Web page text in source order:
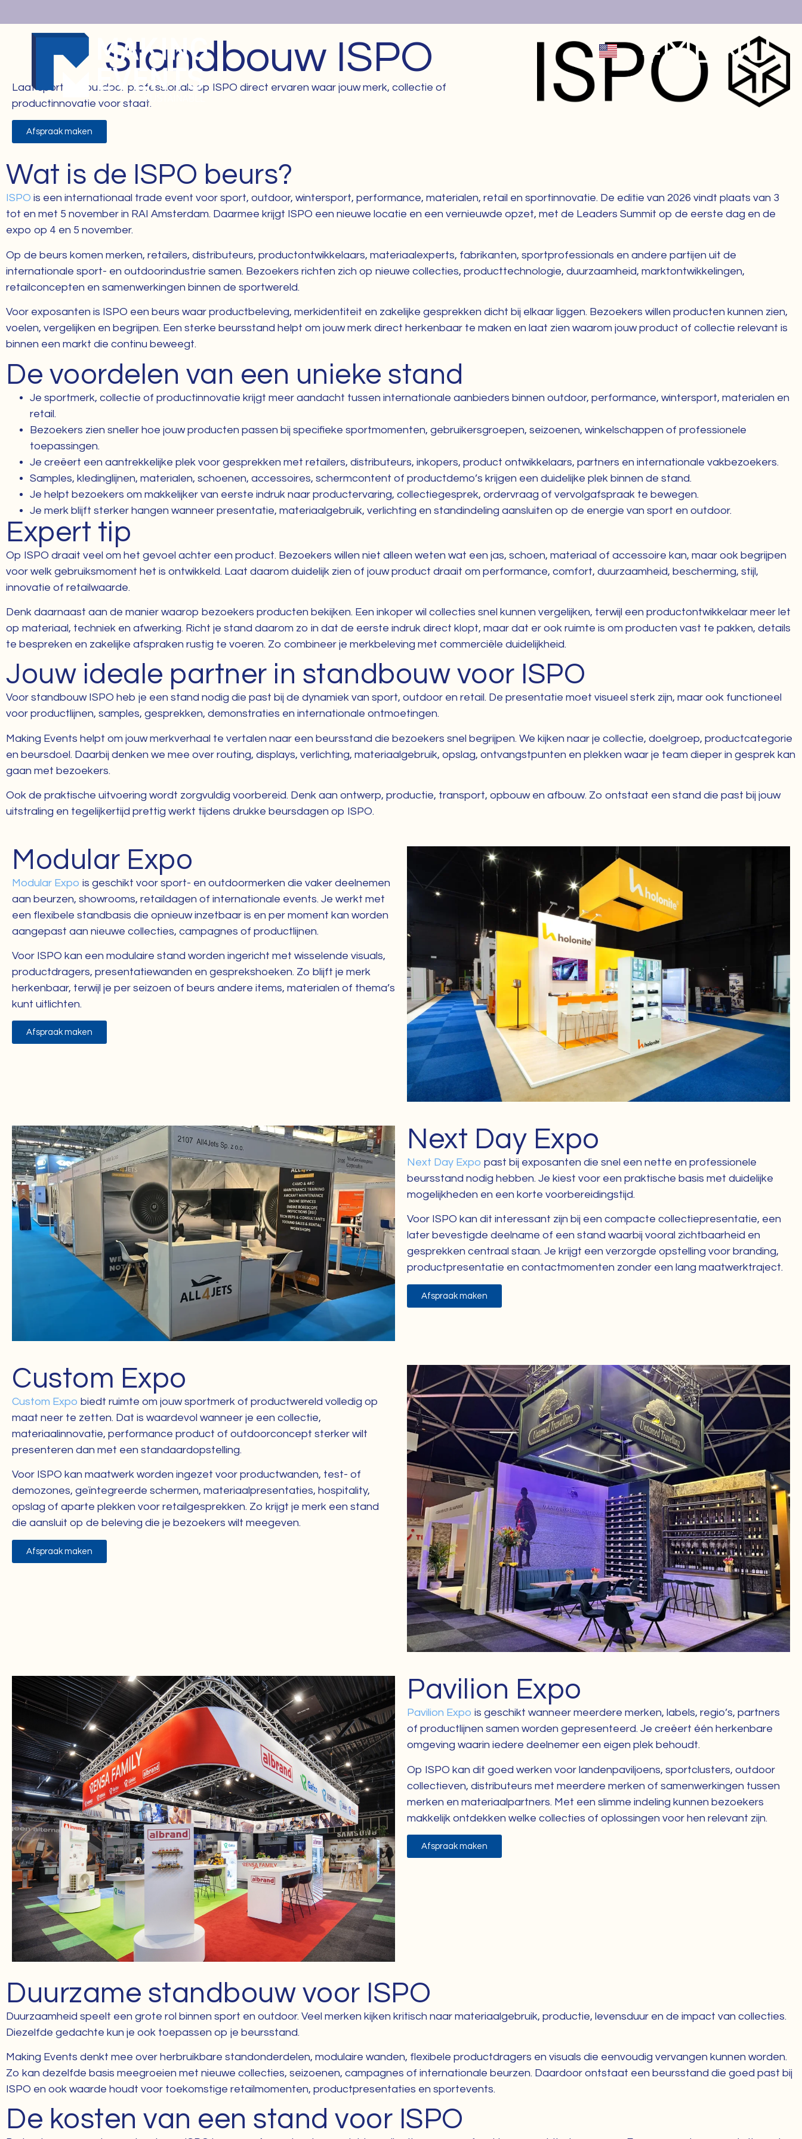
+MENU
X
Standbouw ISPO
Laat sport- en outdoor professionals op ISPO direct ervaren waar jouw merk, collectie of
productinnovatie voor staat.
Afspraak maken
Wat is de ISPO beurs?
ISPO is een internationaal trade event voor sport, outdoor, wintersport, performance, materialen, retail en sportinnovatie. De editie van 2026 vindt plaats van 3
tot en met 5 november in RAI Amsterdam. Daarmee krijgt ISPO een nieuwe locatie en een vernieuwde opzet, met de Leaders Summit op de eerste dag en de
expo op 4 en 5 november.
Op de beurs komen merken, retailers, distributeurs, productontwikkelaars, materiaalexperts, fabrikanten, sportprofessionals en andere partijen uit de
internationale sport- en outdoorindustrie samen. Bezoekers richten zich op nieuwe collecties, producttechnologie, duurzaamheid, marktontwikkelingen,
retailconcepten en samenwerkingen binnen de sportwereld.
Voor exposanten is ISPO een beurs waar productbeleving, merkidentiteit en zakelijke gesprekken dicht bij elkaar liggen. Bezoekers willen producten kunnen zien,
voelen, vergelijken en begrijpen. Een sterke beursstand helpt om jouw merk direct herkenbaar te maken en laat zien waarom jouw product of collectie relevant is
binnen een markt die continu beweegt.
De voordelen van een unieke stand
Je sportmerk, collectie of productinnovatie krijgt meer aandacht tussen internationale aanbieders binnen outdoor, performance, wintersport, materialen en
retail.
Bezoekers zien sneller hoe jouw producten passen bij specifieke sportmomenten, gebruikersgroepen, seizoenen, winkelschappen of professionele
toepassingen.
Je creëert een aantrekkelijke plek voor gesprekken met retailers, distributeurs, inkopers, product ontwikkelaars, partners en internationale vakbezoekers.
Samples, kledinglijnen, materialen, schoenen, accessoires, schermcontent of productdemo’s krijgen een duidelijke plek binnen de stand.
Je helpt bezoekers om makkelijker van eerste indruk naar productervaring, collectiegesprek, ordervraag of vervolgafspraak te bewegen.
Je merk blijft sterker hangen wanneer presentatie, materiaalgebruik, verlichting en standindeling aansluiten op de energie van sport en outdoor.
Expert tip
Op ISPO draait veel om het gevoel achter een product. Bezoekers willen niet alleen weten wat een jas, schoen, materiaal of accessoire kan, maar ook begrijpen
voor welk gebruiksmoment het is ontwikkeld. Laat daarom duidelijk zien of jouw product draait om performance, comfort, duurzaamheid, bescherming, stijl,
innovatie of retailwaarde.
Denk daarnaast aan de manier waarop bezoekers producten bekijken. Een inkoper wil collecties snel kunnen vergelijken, terwijl een productontwikkelaar meer let
op materiaal, techniek en afwerking. Richt je stand daarom zo in dat de eerste indruk direct klopt, maar dat er ook ruimte is om producten vast te pakken, details
te bespreken en zakelijke afspraken rustig te voeren. Zo combineer je merkbeleving met commerciële duidelijkheid.
Jouw ideale partner in standbouw voor ISPO
Voor standbouw ISPO heb je een stand nodig die past bij de dynamiek van sport, outdoor en retail. De presentatie moet visueel sterk zijn, maar ook functioneel
voor productlijnen, samples, gesprekken, demonstraties en internationale ontmoetingen.
Making Events helpt om jouw merkverhaal te vertalen naar een beursstand die bezoekers snel begrijpen. We kijken naar je collectie, doelgroep, productcategorie
en beursdoel. Daarbij denken we mee over routing, displays, verlichting, materiaalgebruik, opslag, ontvangstpunten en plekken waar je team dieper in gesprek kan
gaan met bezoekers.
Ook de praktische uitvoering wordt zorgvuldig voorbereid. Denk aan ontwerp, productie, transport, opbouw en afbouw. Zo ontstaat een stand die past bij jouw
uitstraling en tegelijkertijd prettig werkt tijdens drukke beursdagen op ISPO.
Modular Expo
Modular Expo is geschikt voor sport- en outdoormerken die vaker deelnemen
aan beurzen, showrooms, retaildagen of internationale events. Je werkt met
een flexibele standbasis die opnieuw inzetbaar is en per moment kan worden
aangepast aan nieuwe collecties, campagnes of productlijnen.
Voor ISPO kan een modulaire stand worden ingericht met wisselende visuals,
productdragers, presentatiewanden en gesprekshoeken. Zo blijft je merk
herkenbaar, terwijl je per seizoen of beurs andere items, materialen of thema’s
kunt uitlichten.
Afspraak maken
Next Day Expo
Next Day Expo past bij exposanten die snel een nette en professionele
beursstand nodig hebben. Je kiest voor een praktische basis met duidelijke
mogelijkheden en een korte voorbereidingstijd.
Voor ISPO kan dit interessant zijn bij een compacte collectiepresentatie, een
later bevestigde deelname of een stand waarbij vooral zichtbaarheid en
gesprekken centraal staan. Je krijgt een verzorgde opstelling voor branding,
productpresentatie en contactmomenten zonder een lang maatwerktraject.
Afspraak maken
Custom Expo
Custom Expo biedt ruimte om jouw sportmerk of productwereld volledig op
maat neer te zetten. Dat is waardevol wanneer je een collectie,
materiaalinnovatie, performance product of outdoorconcept sterker wilt
presenteren dan met een standaardopstelling.
Voor ISPO kan maatwerk worden ingezet voor productwanden, test- of
demozones, geïntegreerde schermen, materiaalpresentaties, hospitality,
opslag of aparte plekken voor retailgesprekken. Zo krijgt je merk een stand
die aansluit op de beleving die je bezoekers wilt meegeven.
Afspraak maken
Pavilion Expo
Pavilion Expo is geschikt wanneer meerdere merken, labels, regio’s, partners
of productlijnen samen worden gepresenteerd. Je creëert één herkenbare
omgeving waarin iedere deelnemer een eigen plek behoudt.
Op ISPO kan dit goed werken voor landenpaviljoens, sportclusters, outdoor
collectieven, distributeurs met meerdere merken of samenwerkingen tussen
merken en materiaalpartners. Met een slimme indeling kunnen bezoekers
makkelijk ontdekken welke collecties of oplossingen voor hen relevant zijn.
Afspraak maken
Duurzame standbouw voor ISPO
Duurzaamheid speelt een grote rol binnen sport en outdoor. Veel merken kijken kritisch naar materiaalgebruik, productie, levensduur en de impact van collecties.
Diezelfde gedachte kun je ook toepassen op je beursstand.
Making Events denkt mee over herbruikbare standonderdelen, modulaire wanden, flexibele productdragers en visuals die eenvoudig vervangen kunnen worden.
Zo kan dezelfde basis meegroeien met nieuwe collecties, seizoenen, campagnes of internationale beurzen. Daardoor ontstaat een beursstand die goed past bij
ISPO en ook waarde houdt voor toekomstige retailmomenten, productpresentaties en sportevents.
De kosten van een stand voor ISPO